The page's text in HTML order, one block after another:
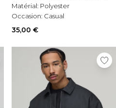
Matérial: Polyester
Occasion: Casual
35,00 €